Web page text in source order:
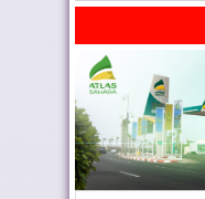
صناعة الطيران